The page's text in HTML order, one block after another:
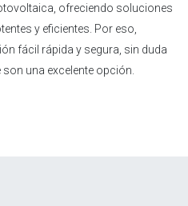
ofreciendo soluciones
y eficientes. Por eso,
fácil rápida y segura, sin duda
una excelente opción.